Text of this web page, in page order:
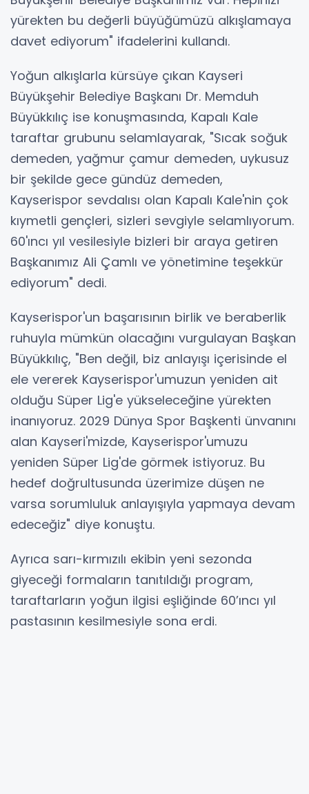
yürekten bu değerli büyüğümüzü alkışlamaya
davet ediyorum" ifadelerini kullandı.
Yoğun alkışlarla kürsüye çıkan Kayseri
Büyükşehir Belediye Başkanı Dr. Memduh
Büyükkılıç ise konuşmasında, Kapalı Kale
taraftar grubunu selamlayarak, "Sıcak soğuk
demeden, yağmur çamur demeden, uykusuz
bir şekilde gece gündüz demeden,
Kayserispor sevdalısı olan Kapalı Kale'nin çok
kıymetli gençleri, sizleri sevgiyle selamlıyorum.
60'ıncı yıl vesilesiyle bizleri bir araya getiren
Başkanımız Ali Çamlı ve yönetimine teşekkür
ediyorum" dedi.
Kayserispor'un başarısının birlik ve beraberlik
ruhuyla mümkün olacağını vurgulayan Başkan
Büyükkılıç, "Ben değil, biz anlayışı içerisinde el
ele vererek Kayserispor'umuzun yeniden ait
olduğu Süper Lig'e yükseleceğine yürekten
inanıyoruz. 2029 Dünya Spor Başkenti ünvanını
alan Kayseri'mizde, Kayserispor'umuzu
yeniden Süper Lig'de görmek istiyoruz. Bu
hedef doğrultusunda üzerimize düşen ne
varsa sorumluluk anlayışıyla yapmaya devam
edeceğiz" diye konuştu.
Ayrıca sarı-kırmızılı ekibin yeni sezonda
giyeceği formaların tanıtıldığı program,
taraftarların yoğun ilgisi eşliğinde 60’ıncı yıl
pastasının kesilmesiyle sona erdi.